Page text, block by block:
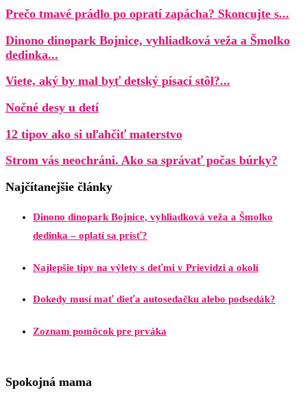
Prečo tmavé prádlo po opratí zapácha? Skoncujte s...
Dinono dinopark Bojnice, vyhliadková veža a Šmolko
dedinka...
Viete, aký by mal byť detský písací stôl?...
Nočné desy u detí
12 tipov ako si uľahčiť materstvo
Strom vás neochráni. Ako sa správať počas búrky?
Najčítanejšie články
Dinono dinopark Bojnice, vyhliadková veža a Šmolko
dedinka – oplatí sa prísť?
Najlepšie tipy na výlety s deťmi v Prievidzi a okolí
Dokedy musí mať dieťa autosedačku alebo podsedák?
Zoznam pomôcok pre prváka
Spokojná mama